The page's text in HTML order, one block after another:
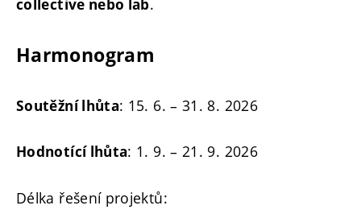
collective nebo lab.
Harmonogram
Soutěžní lhůta: 15. 6. – 31. 8. 2026
Hodnotící lhůta: 1. 9. – 21. 9. 2026
Délka řešení projektů: